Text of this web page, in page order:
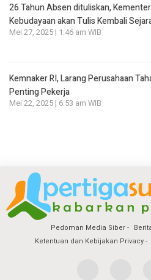
26 Tahun Absen dituliskan,
Kebudayaan akan Tulis Kembali
Mei 27, 2025 | 1:46 am WIB
Kemnaker RI, Larang Perusahaan
Penting Pekerja
Mei 22, 2025 | 6:53 am WIB
Pedoman Media Siber
Ketentuan dan Kebijakan Privacy